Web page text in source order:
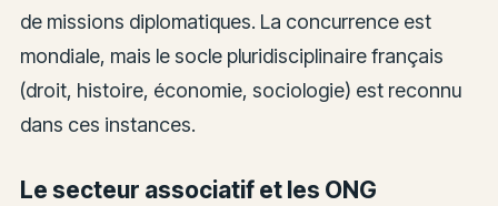
de missions diplomatiques. La concurrence est
mondiale, mais le socle pluridisciplinaire français
(droit, histoire, économie, sociologie) est reconnu
dans ces instances.
Le secteur associatif et les ONG